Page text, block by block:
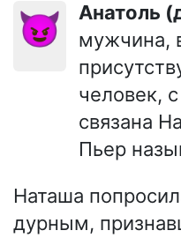
😈 Анатоль
мужчина,
человек,
связана
Пьер
Наташа
дурным,